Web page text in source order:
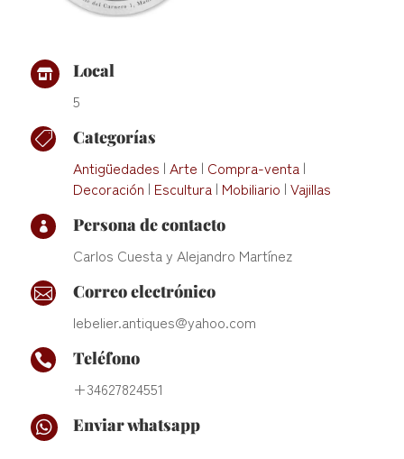

Local
5

Categorías
Antigüedades | Arte | Compra-venta|
Decoración | Escultura| Mobiliario | Vajillas

Persona de contacto
Carlos Cuesta y Alejandro Martínez

Correo electrónico
lebelier.antiques@yahoo.com

Teléfono
+34627824551
 Enviar whatsapp